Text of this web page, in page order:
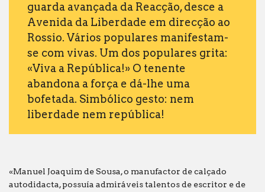
guarda avançada da Reacção, desce a
Avenida da Liberdade em direcção ao
Rossio. Vários populares manifestam-
se com vivas. Um dos populares grita:
«Viva a República!» O tenente
abandona a força e dá-lhe uma
bofetada. Simbólico gesto: nem
liberdade nem república!
«Manuel Joaquim de Sousa, o manufactor de calçado
autodidacta, possuía admiráveis talentos de escritor e de